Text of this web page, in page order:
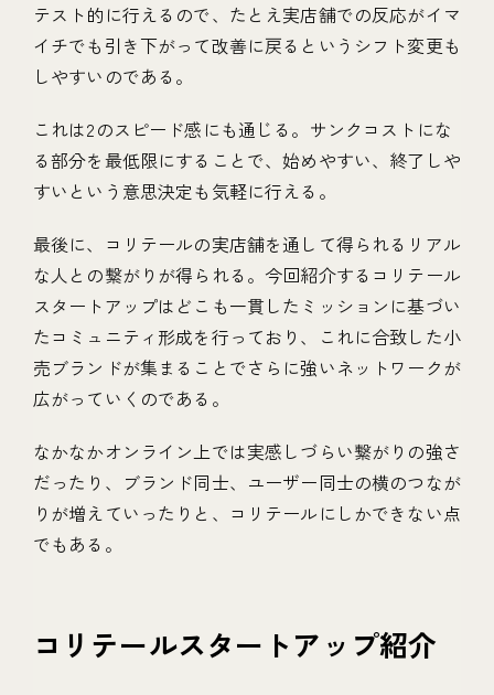
テスト的に行えるので、たとえ実店舗での反応がイマ
イチでも引き下がって改善に戻るというシフト変更も
しやすいのである。
これは2のスピード感にも通じる。サンクコストにな
る部分を最低限にすることで、始めやすい、終了しや
すいという意思決定も気軽に行える。
最後に、コリテールの実店舗を通して得られるリアル
な人との繋がりが得られる。今回紹介するコリテール
スタートアップはどこも一貫したミッションに基づい
たコミュニティ形成を行っており、これに合致した小
売ブランドが集まることでさらに強いネットワークが
広がっていくのである。
なかなかオンライン上では実感しづらい繋がりの強さ
だったり、ブランド同士、ユーザー同士の横のつなが
りが増えていったりと、コリテールにしかできない点
でもある。
コリテールスタートアップ紹介